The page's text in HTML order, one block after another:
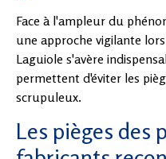
Face à l'ampleur du
une approche vigilante
Laguiole s'avère
permettent d'éviter les
scrupuleux.
Les pièges des